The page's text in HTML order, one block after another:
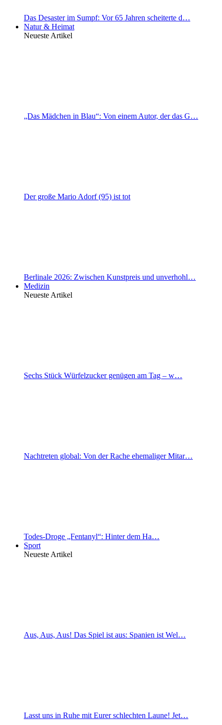
Das Desaster im Sumpf: Vor 65 Jahren scheiterte d…
Natur & Heimat
Neueste Artikel
„Das Mädchen in Blau“: Von einem Autor, der das G…
Der große Mario Adorf (95) ist tot
Berlinale 2026: Zwischen Kunstpreis und unverhohl…
Medizin
Neueste Artikel
Sechs Stück Würfelzucker genügen am Tag – w…
Nachtreten global: Von der Rache ehemaliger Mitar…
Todes-Droge „Fentanyl“: Hinter dem Ha…
Sport
Neueste Artikel
Aus, Aus, Aus! Das Spiel ist aus: Spanien ist Wel…
Lasst uns in Ruhe mit Eurer schlechten Laune! Jet…